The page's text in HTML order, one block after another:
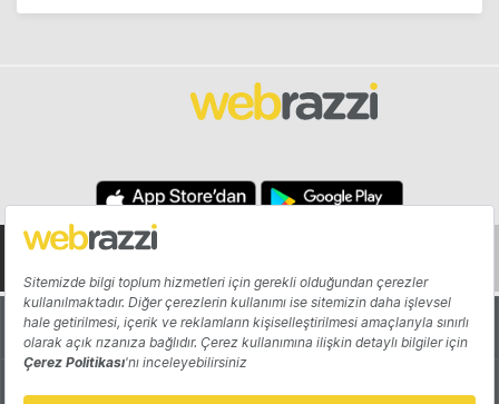
Hakkında Yazarlar
Katkıda Bulun Reklam